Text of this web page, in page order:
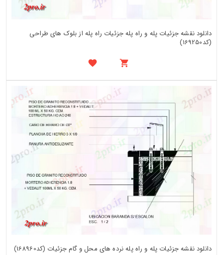
دانلود نقشه جزئیات پله و راه پله جزئیات راه پله از بلوک های طراحی
(کد169250)
دانلود نقشه جزئیات پله و راه پله نرده های محل و گام جزئیات (کد168960)